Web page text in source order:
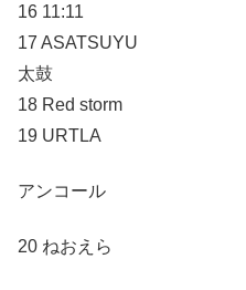
16 11:11
17 ASATSUYU
太鼓
18 Red storm
19 URTLA
アンコール
20 ねおえら